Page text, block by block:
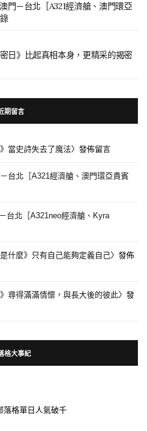
門－台北［A321經濟艙、澳門環亞
日》比起真相本身，更精采的揭密
期留言
當史詩失去了魔法〉發佈留言
台北［A321經濟艙、澳門環亞貴賓
台北［A321neo經濟艙、Kyra
什麼》只有自己能夠定義自己〉發佈
尋得滿滿情懷，與長大後的彼此〉發
格大事紀
落格單日人氣破千